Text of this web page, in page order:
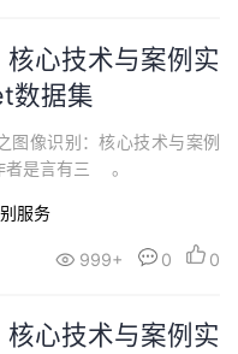
核心技术与案例实
数据集
图像识别：核心技术与案例
者是言有三 。
服务
999+ 0 0
核心技术与案例实